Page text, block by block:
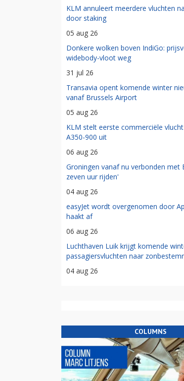
KLM annuleert meerdere vluchten
door staking
05 aug 26
Donkere wolken boven IndiGo:
widebody-vloot weg
31 jul 26
Transavia opent komende winter
vanaf Brussels Airport
05 aug 26
KLM stelt eerste commerciële
A350-900 uit
06 aug 26
Groningen vanaf nu verbonden met
zeven uur rijden'
04 aug 26
easyJet wordt overgenomen door
haakt af
06 aug 26
Luchthaven Luik krijgt komende
passagiersvluchten naar
04 aug 26
COLUMNS